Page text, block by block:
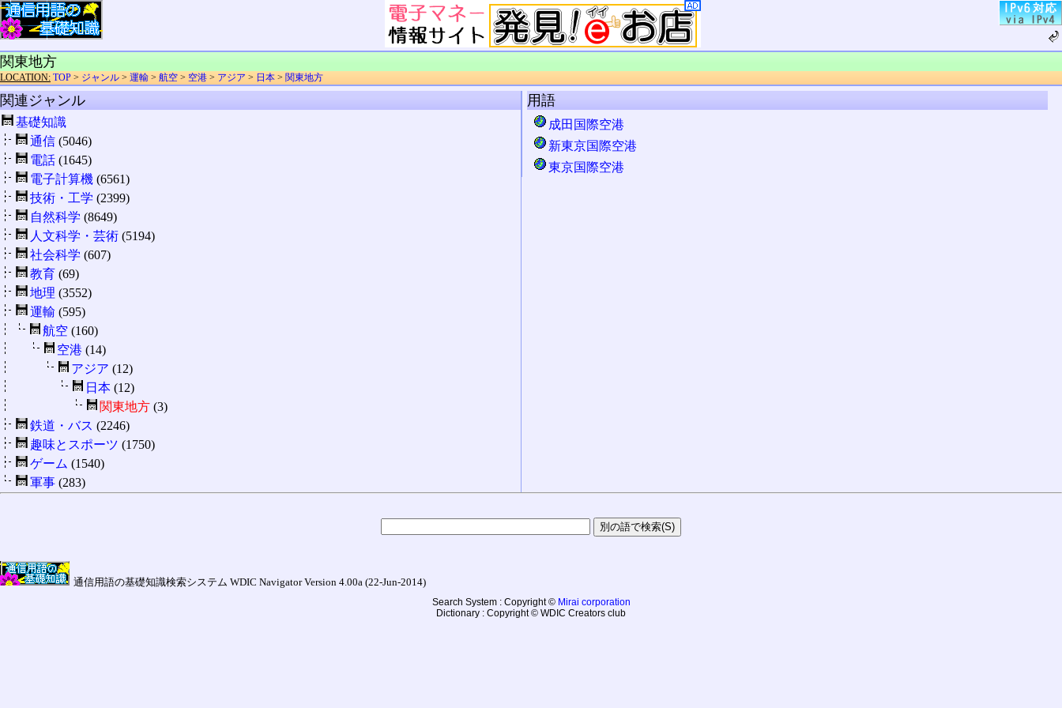
関東地方
LOCATION: TOP > ジャンル > 運輸 > 航空 > 空港 > アジア > 日本 > 関東地方
関連ジャンル
基礎知識
通信 (5046)
電話 (1645)
電子計算機 (6561)
技術・工学 (2399)
自然科学 (8649)
人文科学・芸術 (5194)
社会科学 (607)
教育 (69)
地理 (3552)
運輸 (595)
航空 (160)
空港 (14)
アジア (12)
日本 (12)
関東地方 (3)
鉄道・バス (2246)
趣味とスポーツ (1750)
ゲーム (1540)
軍事 (283)
用語
成田国際空港
新東京国際空港
東京国際空港
通信用語の基礎知識検索システム WDIC Navigator Version 4.00a (22-Jun-2014)
Search System : Copyright © Mirai corporation
Dictionary : Copyright © WDIC Creators club